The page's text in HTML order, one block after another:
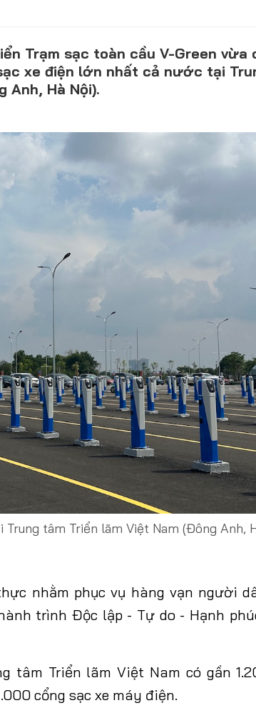
US
Trạm sạc toàn cầu V-Green vừa
xe điện lớn nhất cả nước tại
Anh, Hà Nội).
tâm Triển lãm Việt Nam (Đông Anh,
nhằm phục vụ hàng vạn người
trình Độc lập - Tự do - Hạnh
tâm Triển lãm Việt Nam có gần
cổng sạc xe máy điện.